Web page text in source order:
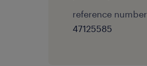
reference number
47125585